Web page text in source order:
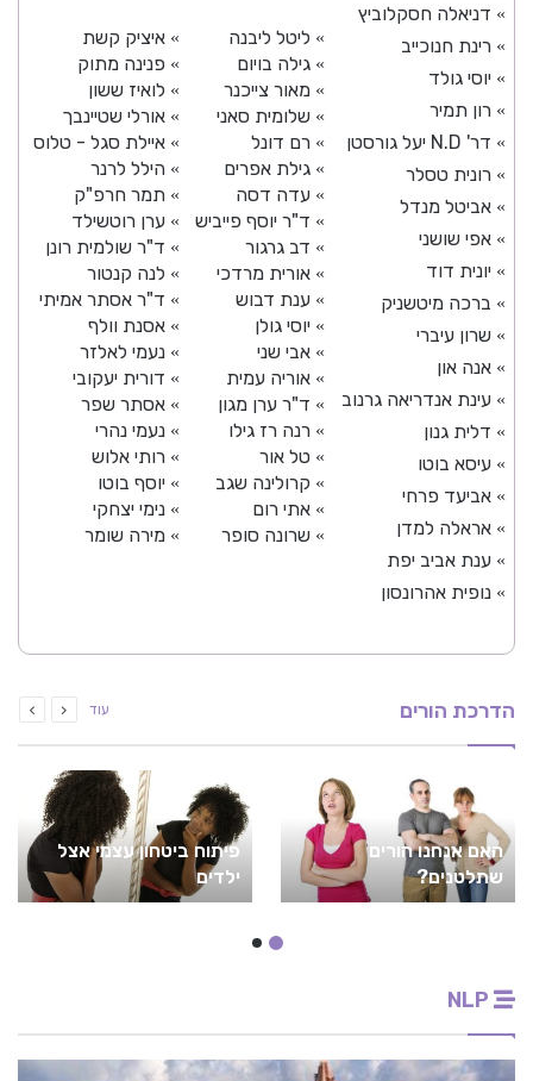
» דניאלה חסקלוביץ
» רינת חנוכייב
» יוסי גולד
» רון תמיר
» דר' N.D יעל גורסטן
» רונית טסלר
» אביטל מנדל
» אפי שושני
» יונית דוד
» ברכה מיטשניק
» שרון עיברי
» אנה און
» עינת אנדריאה גרנוב
» דלית גנון
» עיסא בוטו
» אביעד פרחי
» אראלה למדן
» ענת אביב יפת
» נופית אהרונסון
» ליטל ליבנה
» גילה בויום
» מאור צייכנר
» שלומית סאני
» רם דונל
» גילת אפרים
» עדה דסה
» ד"ר יוסף פייביש
» דב גרגור
» אורית מרדכי
» ענת דבוש
» יוסי גולן
» אבי שני
» אוריה עמית
» ד"ר ערן מגון
» רנה רז גילו
» טל אור
» קרולינה שגב
» אתי רום
» שרונה סופר
» איציק קשת
» פנינה מתוק
» לואיז ששון
» אורלי שטיינבך
» איילת סגל - טלוס
» הילל לרנר
» תמר חרפ"ק
» ערן רוטשילד
» ד"ר שולמית רונן
» לנה קנטור
» ד"ר אסתר אמיתי
» אסנת וולף
» נעמי לאלזר
» דורית יעקובי
» אסתר שפר
» נעמי נהרי
» רותי אלוש
» יוסף בוטו
» נימי יצחקי
» מירה שומר
הדרכת הורים עוד
האם אנחנו הורים
שתלטנים?
פיתוח ביטחון עצמי אצל
ילדים